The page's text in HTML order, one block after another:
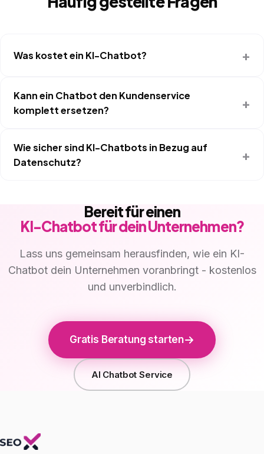
Was kostet ein KI-Chatbot?
Kann ein Chatbot den Kundenservice
komplett ersetzen?
Wie sicher sind KI-Chatbots in Bezug auf
Datenschutz?
Bereit für einen
KI-Chatbot für dein Unternehmen?
Lass uns gemeinsam herausfinden, wie ein KI-
Chatbot dein Unternehmen voranbringt - kostenlos
und unverbindlich.
Gratis Beratung starten
AI Chatbot Service